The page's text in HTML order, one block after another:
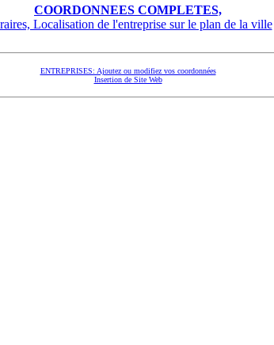
COORDONNEES COMPLETES,
Localisation de l'entreprise sur le plan de la ville
ENTREPRISES: Ajoutez ou modifiez vos coordonnées
Insertion de Site Web